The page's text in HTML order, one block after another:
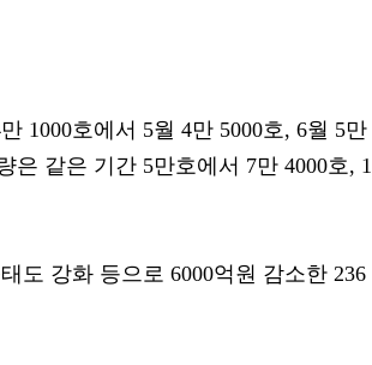
1000호에서 5월 4만 5000호, 6월 5만
은 같은 기간 5만호에서 7만 4000호, 1
도 강화 등으로 6000억원 감소한 236